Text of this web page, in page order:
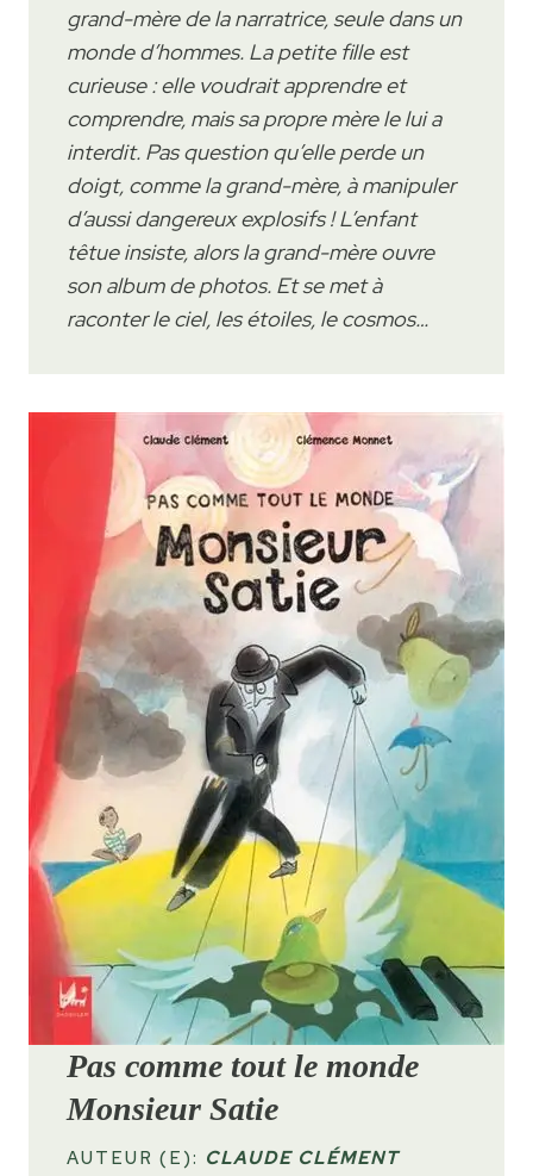
grand-mère de la narratrice, seule dans un
monde d’hommes. La petite fille est
curieuse : elle voudrait apprendre et
comprendre, mais sa propre mère le lui a
interdit. Pas question qu’elle perde un
doigt, comme la grand-mère, à manipuler
d’aussi dangereux explosifs ! L’enfant
têtue insiste, alors la grand-mère ouvre
son album de photos. Et se met à
raconter le ciel, les étoiles, le cosmos…
Pas comme tout le monde
Monsieur Satie
AUTEUR (E): CLAUDE CLÉMENT